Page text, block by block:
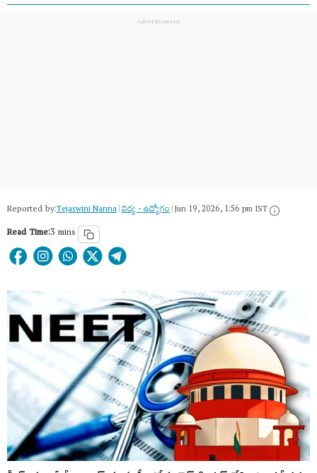
Reported by:Tejaswini Nanna|విద్య - ఉద్యోగం|Jun 19, 2026, 1:56 pm IST
Read Time:3 mins